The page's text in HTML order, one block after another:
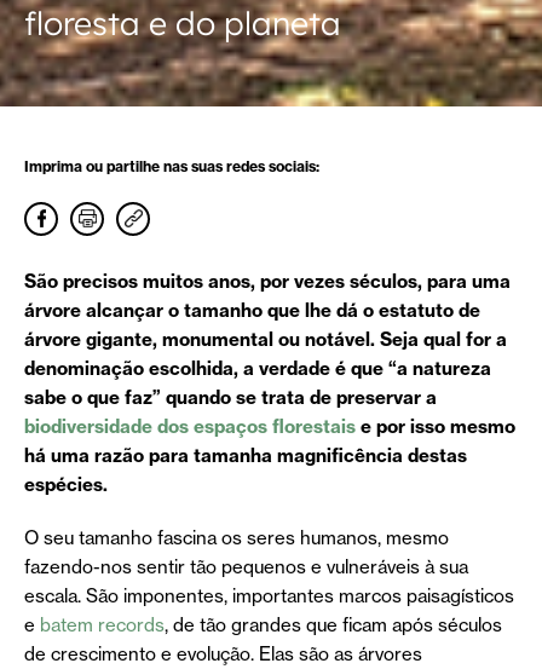
floresta e do planeta
Imprima ou partilhe nas suas redes sociais:
São precisos muitos anos, por vezes séculos, para uma
árvore alcançar o tamanho que lhe dá o estatuto de
árvore gigante, monumental ou notável. Seja qual for a
denominação escolhida, a verdade é que “a natureza
sabe o que faz” quando se trata de preservar a
biodiversidade dos espaços florestais e por isso mesmo
há uma razão para tamanha magnificência destas
espécies.
O seu tamanho fascina os seres humanos, mesmo
fazendo-nos sentir tão pequenos e vulneráveis à sua
escala. São imponentes, importantes marcos paisagísticos
e batem records, de tão grandes que ficam após séculos
de crescimento e evolução. Elas são as árvores